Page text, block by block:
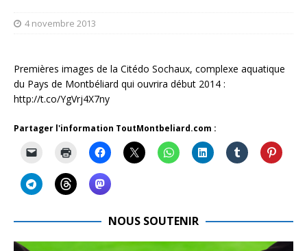
4 novembre 2013
Premières images de la Citédo Sochaux, complexe aquatique
du Pays de Montbéliard qui ouvrira début 2014 :
http://t.co/YgVrj4X7ny
Partager l'information ToutMontbeliard.com :
NOUS SOUTENIR